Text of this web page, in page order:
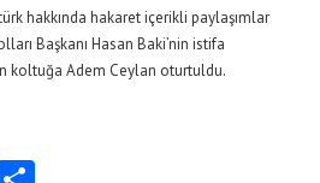
hakkında hakaret içerikli paylaşımlar
Başkanı Hasan Baki’nin istifa
koltuğa Adem Ceylan oturtuldu.